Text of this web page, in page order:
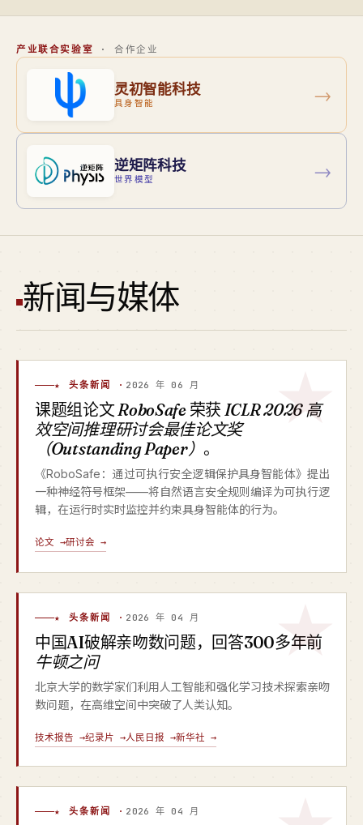
产业联合实验室 · 合作企业
灵初智能科技
具身智能 →
逆矩阵科技
世界模型 →
新闻与媒体
★ 头条新闻 · 2026 年 06 月
课题组论文RoboSafe荣获 ICLR 2026 高
效空间推理研讨会最佳论文奖
（Outstanding Paper） 。
《RoboSafe：通过可执行安全逻辑保护具身智能体》提出
一种神经符号框架——将自然语言安全规则编译为可执行逻
辑，在运行时实时监控并约束具身智能体的行为。
论文 →研讨会 →
★ 头条新闻 · 2026 年 04 月
中国AI破解亲吻数问题，回答300多年前
牛顿之问
北京大学的数学家们利用人工智能和强化学习技术探索亲吻
数问题，在高维空间中突破了人类认知。
技术报告 →纪录片 →人民日报 →新华社 →
★ 头条新闻 · 2026 年 04 月